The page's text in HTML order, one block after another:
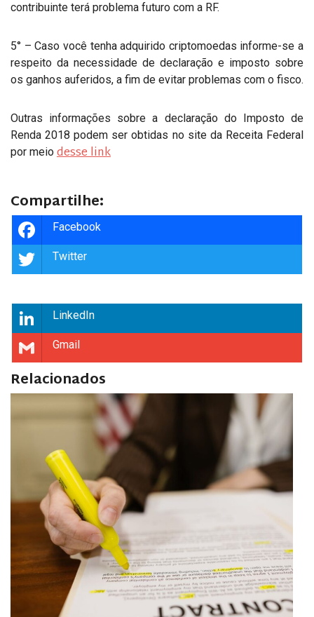
contribuinte terá problema futuro com a RF.
5° – Caso você tenha adquirido criptomoedas informe-se a
respeito da necessidade de declaração e imposto sobre
os ganhos auferidos, a fim de evitar problemas com o fisco.
Outras informações sobre a declaração do Imposto de
Renda 2018 podem ser obtidas no site da Receita Federal
por meio desse link
Compartilhe:
Facebook
Twitter
LinkedIn
Gmail
Relacionados